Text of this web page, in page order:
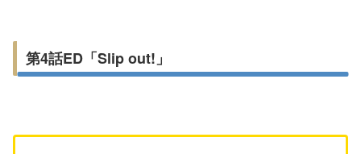
第4話ED「Slip out!」